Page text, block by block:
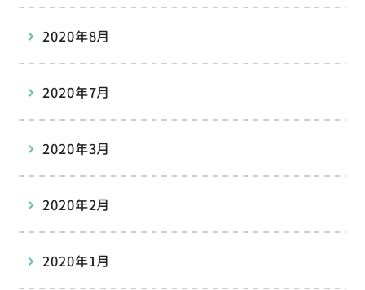
2020年8月
2020年7月
2020年3月
2020年2月
2020年1月